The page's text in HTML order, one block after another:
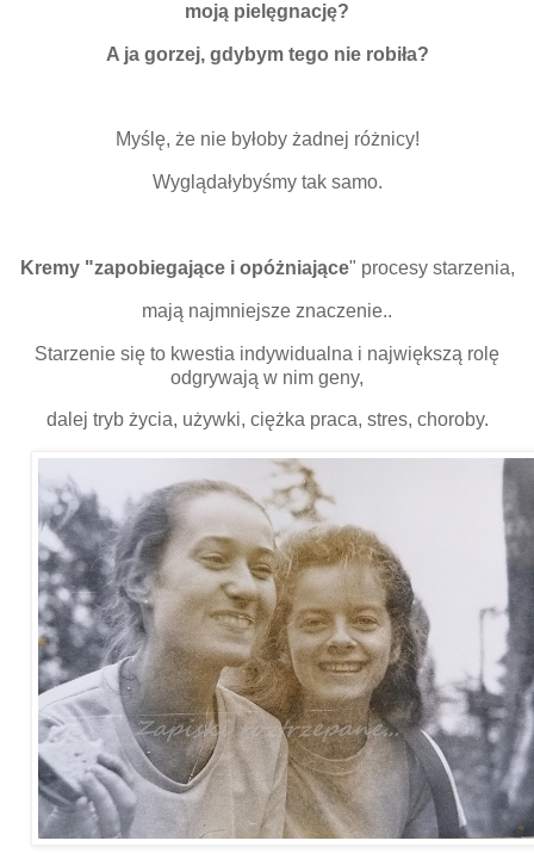
moją pielęgnację?
A ja gorzej, gdybym tego nie robiła?
Myślę, że nie byłoby żadnej różnicy!
Wyglądałybyśmy tak samo.
Kremy "zapobiegające i opóżniające" procesy starzenia,
mają najmniejsze znaczenie..
Starzenie się to kwestia indywidualna i największą rolę
odgrywają w nim geny,
dalej tryb życia, używki, ciężka praca, stres, choroby.